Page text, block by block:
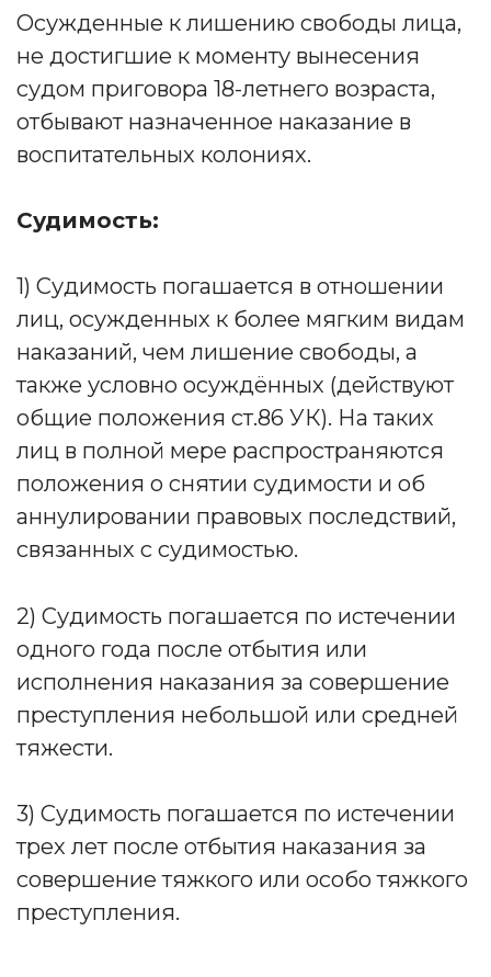
Осужденные к лишению свободы лица,
не достигшие к моменту вынесения
судом приговора 18-летнего возраста,
отбывают назначенное наказание в
воспитательных колониях.
Судимость:
1) Судимость погашается в отношении
лиц, осужденных к более мягким видам
наказаний, чем лишение свободы, а
также условно осуждённых (действуют
общие положения ст.86 УК). На таких
лиц в полной мере распространяются
положения о снятии судимости и об
аннулировании правовых последствий,
связанных с судимостью.
2) Судимость погашается по истечении
одного года после отбытия или
исполнения наказания за совершение
преступления небольшой или средней
тяжести.
3) Судимость погашается по истечении
трех лет после отбытия наказания за
совершение тяжкого или особо тяжкого
преступления.